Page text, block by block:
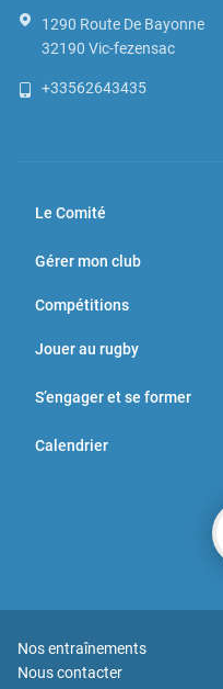
1290 Route De Bayonne
32190 Vic-fezensac
+33562643435
Le Comité
Gérer mon club
Compétitions
Jouer au rugby
S’engager et se former
Calendrier
Nos entraînements
Nous contacter